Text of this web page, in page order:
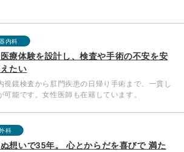
内科
療体験を設計し、検査や手術の不安を安
たい
視鏡検査から肛門疾患の日帰り手術まで、一貫し
可能です。女性医師も在籍しています。
科
想いで35年。 心とからだを喜びで 満た